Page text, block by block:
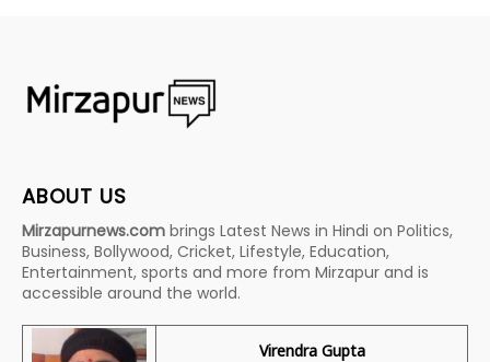
ABOUT US
Mirzapurnews.com brings Latest News in Hindi on Politics,
Business, Bollywood, Cricket, Lifestyle, Education,
Entertainment, sports and more from Mirzapur and is
accessible around the world.
Virendra Gupta